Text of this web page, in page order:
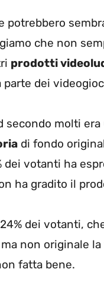
potrebbero
che non
prodotti
parte dei
secondo molti
di fondo
dei votanti ha
ha gradito il
dei votanti,
ma non originale
fatta bene.